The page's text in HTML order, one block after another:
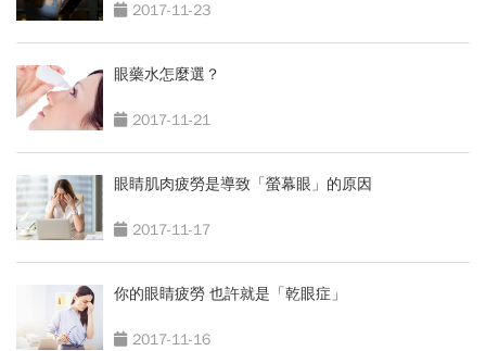
2017-11-23
眼藥水怎麼選？
2017-11-21
眼睛肌肉疲勞是導致「螢幕眼」的原因
2017-11-17
你的眼睛疲勞 也許就是「乾眼症」
2017-11-16